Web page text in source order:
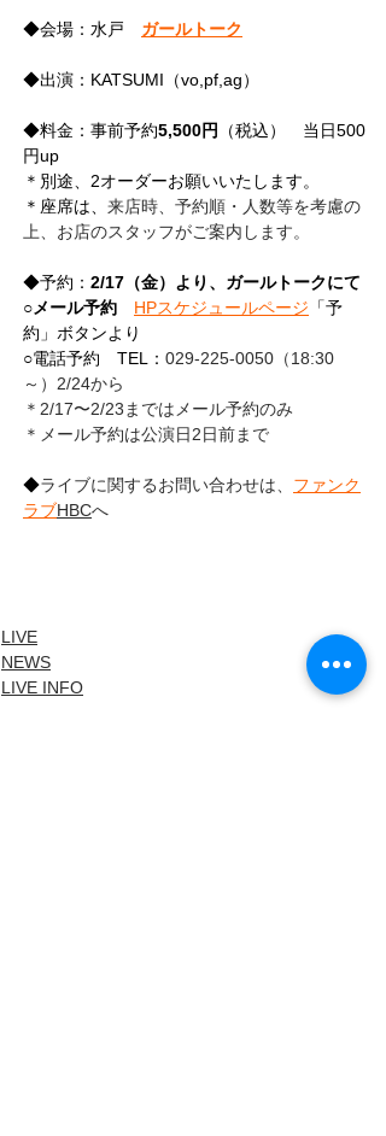
◆会場：水戸 ガールトーク
◆出演：KATSUMI（vo,pf,ag）
◆料金：事前予約5,500円
（税込）　当日500
円up
＊別途、2オーダーお願いいたします。
＊座席は、 来店時、予約順・人数等を考慮の
上、お店のスタッフがご案内します。
◆予約： 2/17（金）より、ガールトークにて
○メール予約 HPスケジュールページ 「予
約」ボタンより
○電話予約　TEL： 029-225-0050（18:30
～）2/24から
＊2/17〜2/23まではメール予約のみ
＊メール予約は公演日2日前まで
◆ライブに関するお問い合わせは、 ファンク
ラブHBCへ
LIVE
NEWS
LIVE INFO